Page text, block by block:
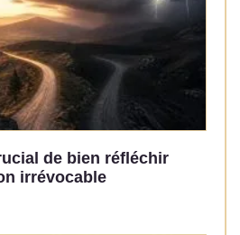
de bien réfléchir
irrévocable